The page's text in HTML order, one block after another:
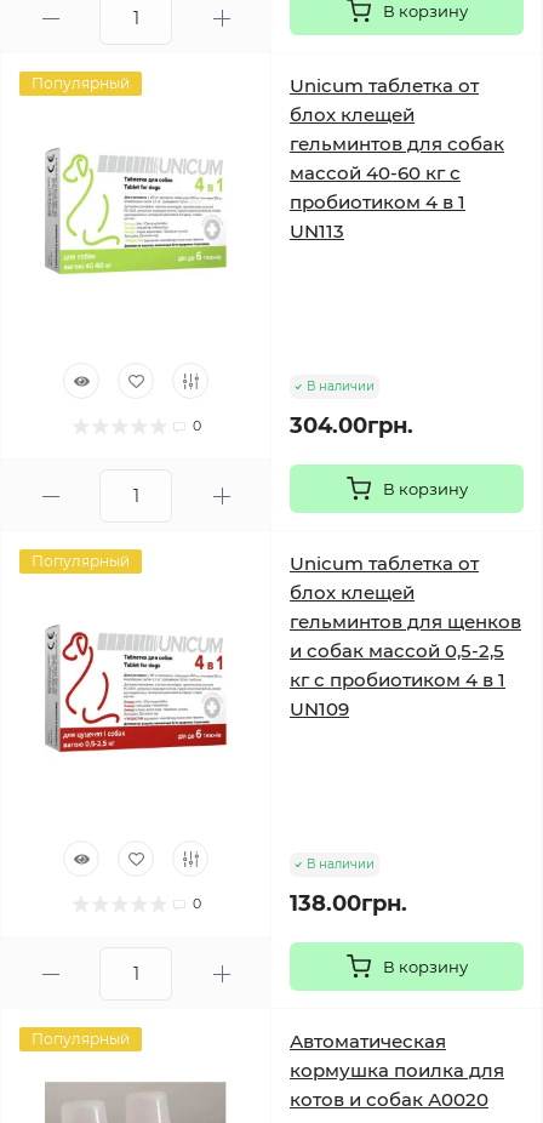
В корзину
Популярный
0
Unicum таблетка от
блох клещей
гельминтов для собак
массой 40-60 кг с
пробиотиком 4 в 1
UN113
В наличии
304.00грн.
В корзину
Популярный
0
Unicum таблетка от
блох клещей
гельминтов для щенков
и собак массой 0,5-2,5
кг с пробиотиком 4 в 1
UN109
В наличии
138.00грн.
В корзину
Популярный
Автоматическая
кормушка поилка для
котов и собак А0020